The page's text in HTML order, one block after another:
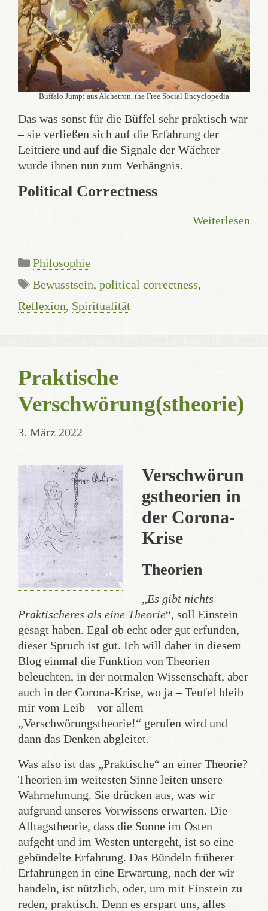
Buffalo Jump: aus Alchetron, the Free Social Encyclopedia
Das was sonst für die Büffel sehr praktisch war
– sie verließen sich auf die Erfahrung der
Leittiere und auf die Signale der Wächter –
wurde ihnen nun zum Verhängnis.
Political Correctness
Weiterlesen
Kategorien
Philosophie
Schlagwörter
Bewusstsein, political correctness,
Reflexion, Spiritualität
Praktische
Verschwörung(stheorie)
3. März 2022
Verschwörun
gstheorien in
der Corona-
Krise
Theorien
„Es gibt nichts
Praktischeres als eine Theorie“, soll Einstein
gesagt haben. Egal ob echt oder gut erfunden,
dieser Spruch ist gut. Ich will daher in diesem
Blog einmal die Funktion von Theorien
beleuchten, in der normalen Wissenschaft, aber
auch in der Corona-Krise, wo ja – Teufel bleib
mir vom Leib – vor allem
„Verschwörungstheorie!“ gerufen wird und
dann das Denken abgleitet.
Was also ist das „Praktische“ an einer Theorie?
Theorien im weitesten Sinne leiten unsere
Wahrnehmung. Sie drücken aus, was wir
aufgrund unseres Vorwissens erwarten. Die
Alltagstheorie, dass die Sonne im Osten
aufgeht und im Westen untergeht, ist so eine
gebündelte Erfahrung. Das Bündeln früherer
Erfahrungen in eine Erwartung, nach der wir
handeln, ist nützlich, oder, um mit Einstein zu
reden, praktisch. Denn es erspart uns, alles